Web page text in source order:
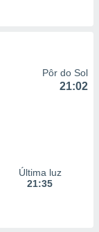
Pôr do Sol
21:02
Última luz
21:35